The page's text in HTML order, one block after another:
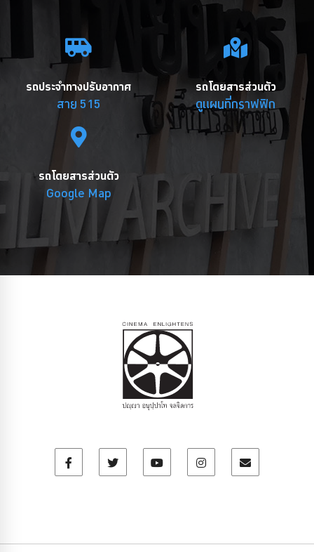
รถประจำทางปรับอากาศ
สาย 515
รถโดยสารส่วนตัว
ดูแผนที่กราฟฟิก
รถโดยสารส่วนตัว
Google Map